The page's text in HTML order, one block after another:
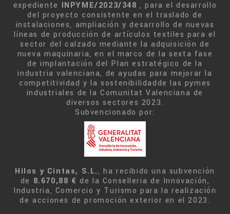
expediente INPYME/2023/348 , para el desarrollo
del proyecto consistente en el traslado de
instalaciones, ampliación y desarrollo de nuevas
líneas de producción de artículos textiles para el
sector del calzado mediante la adquisición de
nueva maquinaria, en el marco de la sexta fase
de implantación del Plan estratégico de la
industria valenciana, de ayudas para mejorar la
competitividad y la sostenibilidadde las pymes
industriales de la Comunitat Valenciana de
diversos sectores 2023.
Subvencionado por:
Hilos y Cintas, S.L., ha recibido una subvención
de 8.670,88 € de la Conselleria de Innovación,
Industria, Comercio y Turismo para la realización
de acciones de promoción exterior en el 2023.